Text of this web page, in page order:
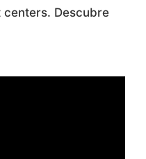
centers. Descubre